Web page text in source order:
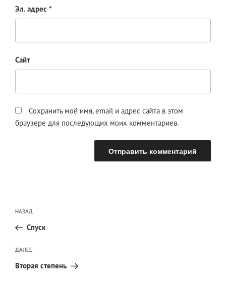
Эл. адрес *
Сайт
Сохранить моё имя, email и адрес сайта в этом
браузере для последующих моих комментариев.
по
записям
Предыдущая
запись:
НАЗАД
Спуск
Следующая
запись
ДАЛЕЕ
Вторая степень